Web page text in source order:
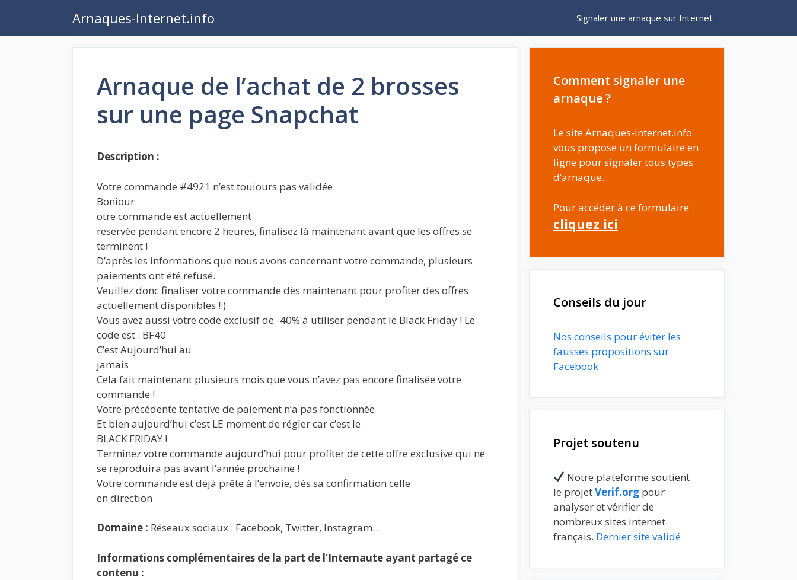
contenu
Arnaques-Internet.info Signaler une arnaque sur Internet
Arnaque de l’achat de 2 brosses
sur une page Snapchat
Description :
Votre commande #4921 n’est touiours pas validée
Boniour
otre commande est actuellement
reservée pendant encore 2 heures, finalisez là maintenant avant que les offres se
terminent !
D’après les informations que nous avons concernant votre commande, plusieurs
paiements ont été refusé.
Veuillez donc finaliser votre commande dès maintenant pour profiter des offres
actuellement disponibles !:)
Vous avez aussi votre code exclusif de -40% à utiliser pendant le Black Friday ! Le
code est : BF40
C’est Aujourd’hui au
jamais
Cela fait maintenant plusieurs mois que vous n’avez pas encore finalisée votre
commande !
Votre précédente tentative de paiement n’a pas fonctionnée
Et bien aujourd’hui c’est LE moment de régler car c’est le
BLACK FRIDAY !
Terminez votre commande aujourd’hui pour profiter de cette offre exclusive qui ne
se reproduira pas avant l’année prochaine !
Votre commande est déjà prête à l’envoie, dès sa confirmation celle
en direction
Domaine : Réseaux sociaux : Facebook, Twitter, Instagram…
Informations complémentaires de la part de l’Internaute ayant partagé ce
contenu :
Comment signaler une
arnaque ?
Le site Arnaques-internet.info
vous propose un formulaire en
ligne pour signaler tous types
d’arnaque.
Pour accéder à ce formulaire :
cliquez ici
Conseils du jour
Nos conseils pour éviter les
fausses propositions sur
Facebook
Projet soutenu
Notre plateforme soutient
le projetVerif.org pour
analyser et vérifier de
nombreux sites internet
français. Dernier site validé